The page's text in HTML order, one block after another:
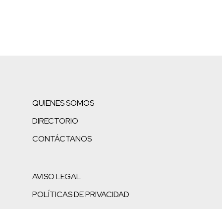
QUIENES SOMOS
DIRECTORIO
CONTÁCTANOS
AVISO LEGAL
POLÍTICAS DE PRIVACIDAD